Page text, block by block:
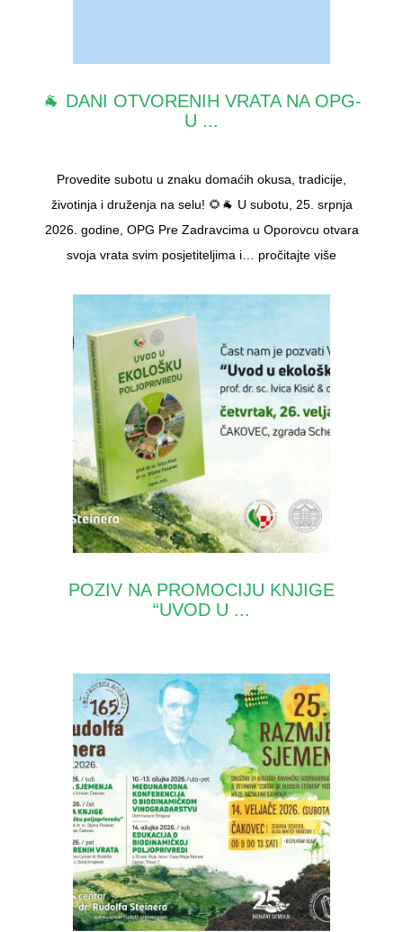
🐐 DANI OTVORENIH VRATA NA OPG-
U ...
Provedite subotu u znaku domaćih okusa, tradicije,
životinja i druženja na selu! 🌻🐐 U subotu, 25. srpnja
2026. godine, OPG Pre Zadravcima u Oporovcu otvara
svoja vrata svim posjetiteljima i… pročitajte više
POZIV NA PROMOCIJU KNJIGE
“UVOD U ...